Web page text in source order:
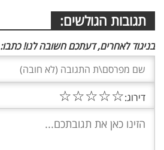
תגובות הגולשים:
בניגוד לאחרים, דעתכם חשובה לנו! כתבו:
דירוג:☆
☆
☆
☆
☆